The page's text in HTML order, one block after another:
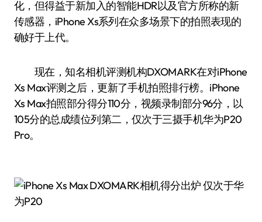
化，但得益于新加入的智能HDR以及官方所称的新
传感器，iPhone Xs系列在众多场景下的拍照表现的
确好于上代。
现在，知名相机评测机构DXOMARK在对iPhone
Xs Max评测之后，更新了手机拍照排行榜。iPhone
Xs Max拍照部分得分110分，视频录制部分96分，以
105分的总成绩位列第二，仅次于三摄手机华为P20
Pro。